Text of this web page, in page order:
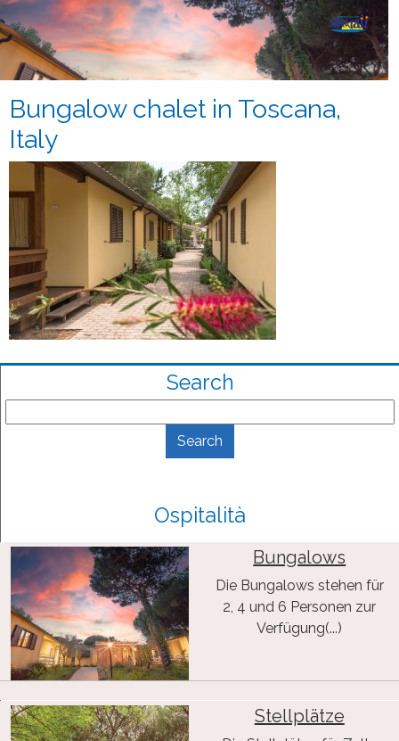
Bungalow chalet in Toscana,
Italy
Search
Ospitalità
Bungalows
Die Bungalows stehen für
2, 4 und 6 Personen zur
Verfügung(...)
Stellplätze